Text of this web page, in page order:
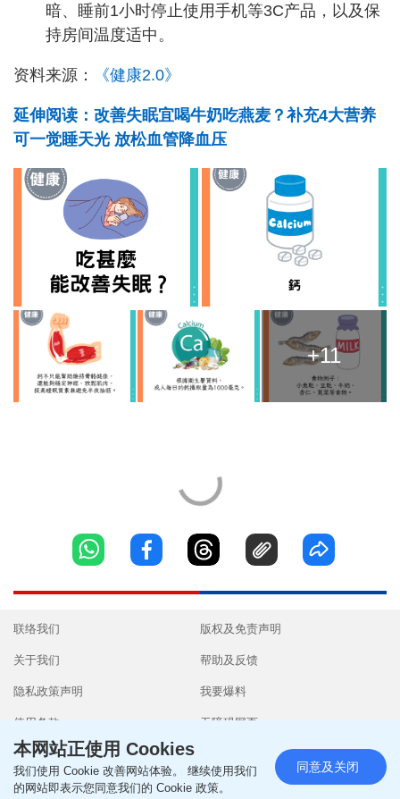
暗、睡前1小时停止使用手机等3C产品，以及保
持房间温度适中。
资料来源： 《健康2.0》
延伸阅读：改善失眠宜喝牛奶吃燕麦？补充4大营养
可一觉睡天光 放松血管降血压
+11
联络我们
关于我们
隐私政策声明
使用条款
版权及免责声明
帮助及反馈
我要爆料
无障碍网页
Copyright © 2026 SingTao Ltd.All rights reserved.
本网站正使用 Cookies
我们使用 Cookie 改善网站体验。 继续使用我们
的网站即表示您同意我们的 Cookie 政策。
同意及关闭